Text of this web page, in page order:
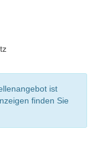
ist
finden Sie